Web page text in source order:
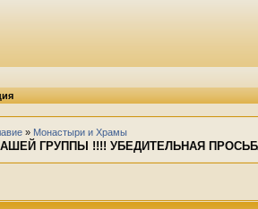
» Монастыри и Храмы
ГРУППЫ !!!! УБЕДИТЕЛЬНАЯ